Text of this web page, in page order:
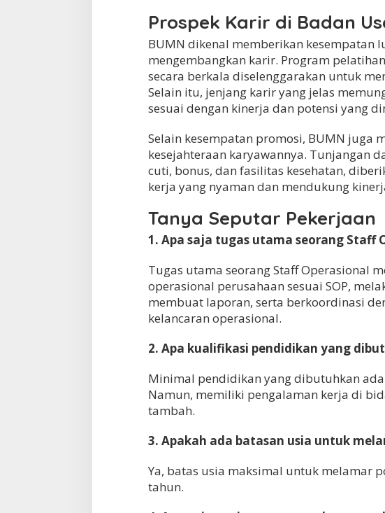
Prospek Karir di Badan
BUMN dikenal memberikan kesempatan
mengembangkan karir. Program
secara berkala diselenggarakan untuk
Selain itu, jenjang karir yang jelas
sesuai dengan kinerja dan potensi yang
Selain kesempatan promosi, BUMN juga
kesejahteraan karyawannya. Tunjangan
cuti, bonus, dan fasilitas kesehatan,
kerja yang nyaman dan mendukung
Tanya Seputar Pekerjaan
1. Apa saja tugas utama seorang Staff
Tugas utama seorang Staff Operasional
operasional perusahaan sesuai SOP,
membuat laporan, serta berkoordinasi
kelancaran operasional.
2. Apa kualifikasi pendidikan yang
Minimal pendidikan yang dibutuhkan
Namun, memiliki pengalaman kerja di
tambah.
3. Apakah ada batasan usia untuk
Ya, batas usia maksimal untuk melamar
tahun.